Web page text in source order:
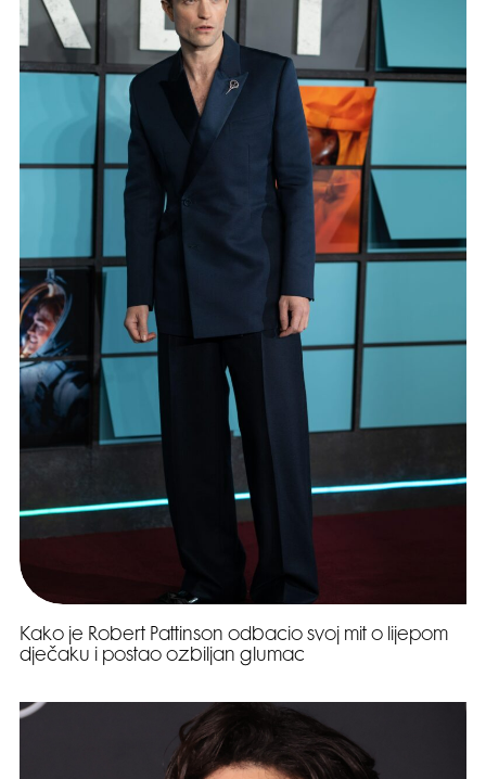
Kako je Robert Pattinson odbacio svoj mit o lijepom
dječaku i postao ozbiljan glumac